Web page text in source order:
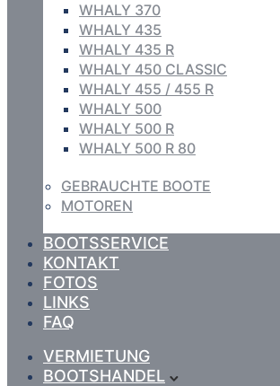
WHALY 370
WHALY 435
WHALY 435 R
WHALY 450 CLASSIC
WHALY 455 / 455 R
WHALY 500
WHALY 500 R
WHALY 500 R 80
GEBRAUCHTE BOOTE
MOTOREN
BOOTSSERVICE
KONTAKT
FOTOS
LINKS
FAQ
VERMIETUNG
BOOTSHANDEL